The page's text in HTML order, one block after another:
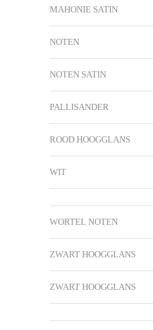
MAHONIE SATIN
NOTEN
NOTEN SATIN
PALLISANDER
ROOD HOOGGLANS
WIT
WORTEL NOTEN
ZWART HOOGGLANS
ZWART HOOGGLANS